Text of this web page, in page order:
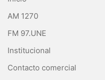
AM 1270
FM 97.UNE
Institucional
Contacto comercial